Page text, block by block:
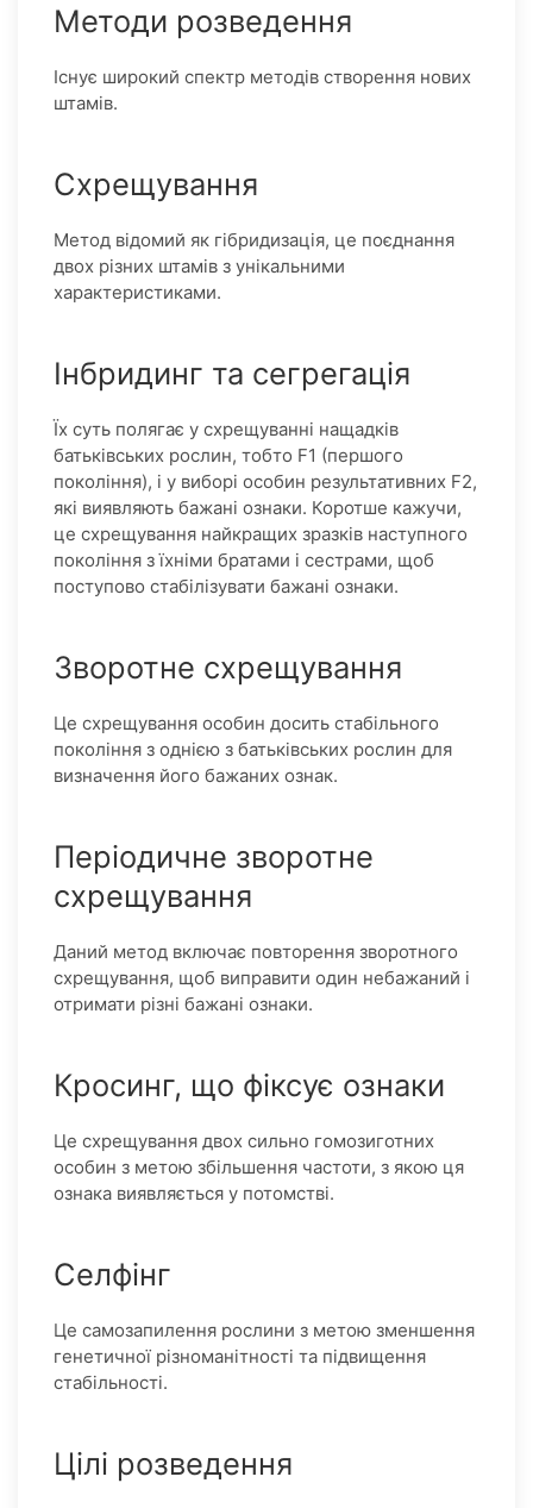
Методи розведення
Існує широкий спектр методів створення нових
штамів.
Схрещування
Метод відомий як гібридизація, це поєднання
двох різних штамів з унікальними
характеристиками.
Інбридинг та сегрегація
Їх суть полягає у схрещуванні нащадків
батьківських рослин, тобто F1 (першого
покоління), і у виборі особин результативних F2,
які виявляють бажані ознаки. Коротше кажучи,
це схрещування найкращих зразків наступного
покоління з їхніми братами і сестрами, щоб
поступово стабілізувати бажані ознаки.
Зворотне схрещування
Це схрещування особин досить стабільного
покоління з однією з батьківських рослин для
визначення його бажаних ознак.
Періодичне зворотне
схрещування
Даний метод включає повторення зворотного
схрещування, щоб виправити один небажаний і
отримати різні бажані ознаки.
Кросинг, що фіксує ознаки
Це схрещування двох сильно гомозиготних
особин з метою збільшення частоти, з якою ця
ознака виявляється у потомстві.
Селфінг
Це самозапилення рослини з метою зменшення
генетичної різноманітності та підвищення
стабільності.
Цілі розведення